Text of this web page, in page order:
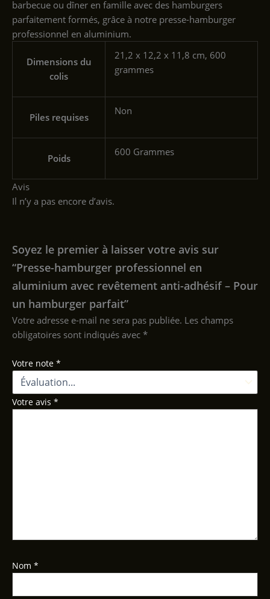
barbecue ou dîner en famille avec des hamburgers
parfaitement formés, grâce à notre presse-hamburger
professionnel en aluminium.
Dimensions du
colis
‎21,2 x 12,2 x 11,8 cm, 600
grammes
Piles requises
‎Non
Poids
‎600 Grammes
Avis
Il n’y a pas encore d’avis.
Soyez le premier à laisser votre avis sur
“Presse-hamburger professionnel en
aluminium avec revêtement anti-adhésif – Pour
un hamburger parfait”
Votre adresse e-mail ne sera pas publiée. Les champs
obligatoires sont indiqués avec *
Votre note *
Votre avis *
Nom *